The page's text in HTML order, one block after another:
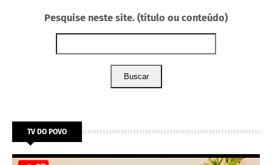
Pesquise neste site. (título ou conteúdo)
Buscar
TV DO POVO